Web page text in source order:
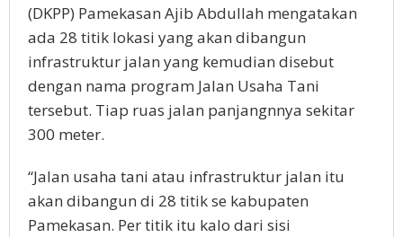
(DKPP) Pamekasan Ajib Abdullah mengatakan
ada 28 titik lokasi yang akan dibangun
infrastruktur jalan yang kemudian disebut
dengan nama program Jalan Usaha Tani
tersebut. Tiap ruas jalan panjangnnya sekitar
300 meter.
“Jalan usaha tani atau infrastruktur jalan itu
akan dibangun di 28 titik se kabupaten
Pamekasan. Per titik itu kalo dari sisi